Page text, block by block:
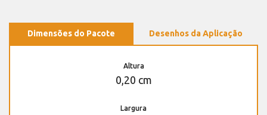
Dimensões do Pacote Desenhos da Aplicação
Altura
0,20 cm
Largura